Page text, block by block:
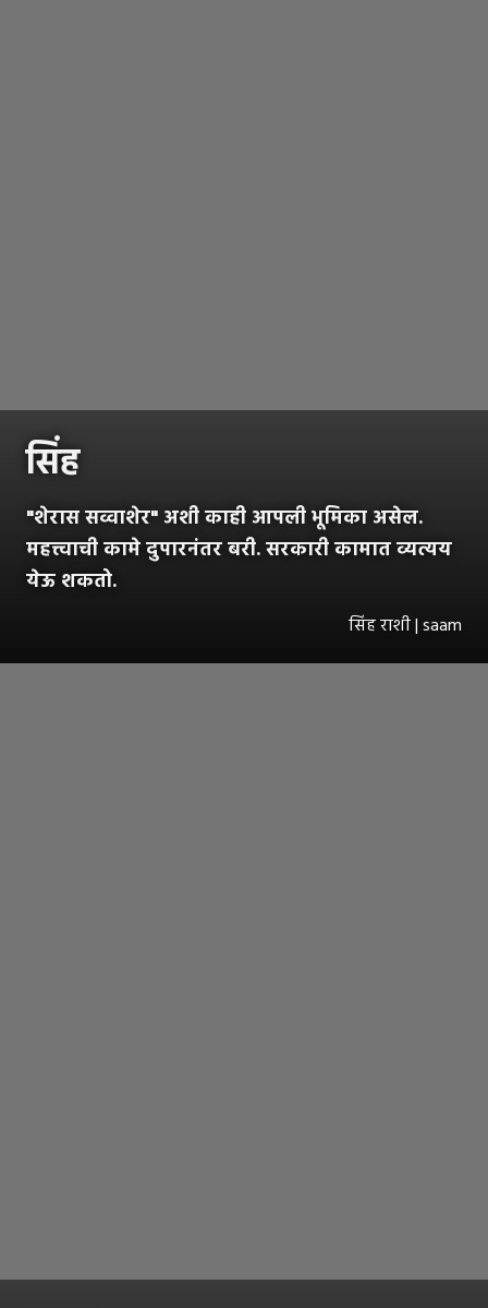
सिंह
"शेरास सव्वाशेर" अशी काही आपली भूमिका असेल.
महत्त्वाची कामे दुपारनंतर बरी. सरकारी कामात व्यत्यय
येऊ शकतो.
सिंह राशी | saam